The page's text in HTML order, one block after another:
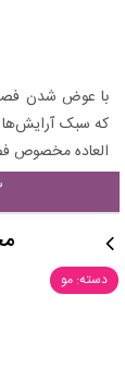
با عوض شدن
که سبک
العاده مخصوص
۳
دسته: مو